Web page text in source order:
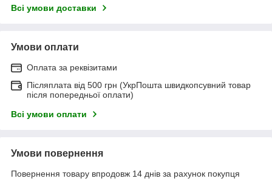
Всі умови доставки
Умови оплати
Оплата за реквізитами
Післяплата від 500 грн (УкрПошта швидкопсувний товар
після попередньої оплати)
Всі умови оплати
Умови повернення
Повернення товару впродовж 14 днів за рахунок покупця